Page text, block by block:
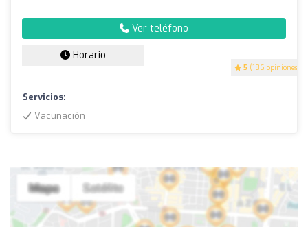
5 (186 opiniones)
Ver teléfono
Horario
Servicios:
Vacunación